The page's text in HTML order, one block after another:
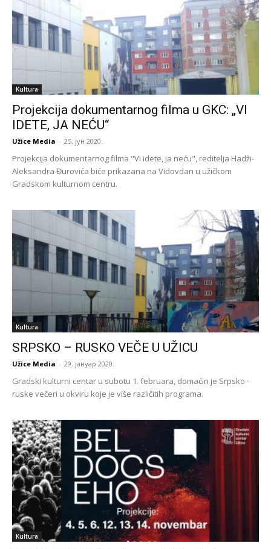
Kultura
Projekcija dokumentarnog filma u GKC: „VI
IDETE, JA NEĆU“
Užice Media - 25. јун 2020.
Projekcija dokumentarnog filma "Vi idete, ja neću", reditelja Hadži-
Aleksandra Đurovića biće prikazana na Vidovdan u užičkom
Gradskom kulturnom centru.
Kultura
SRPSKO – RUSKO VEČE U UŽICU
Užice Media - 29. јануар 2020.
Gradski kulturni centar u subotu 1. februara, domaćin je Srpsko -
ruske večeri u okviru koje je više različitih programa.
Kultura